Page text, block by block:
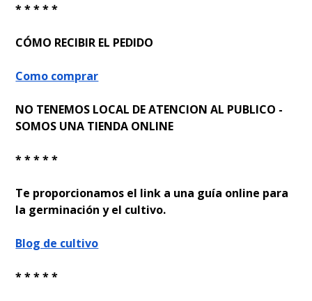
* * * * *
CÓMO RECIBIR EL PEDIDO
Como comprar
NO TENEMOS LOCAL DE ATENCION AL PUBLICO -
SOMOS UNA TIENDA ONLINE
* * * * *
Te proporcionamos el link a una guía online para
la germinación y el cultivo.
Blog de cultivo
* * * * *